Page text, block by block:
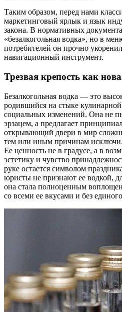
Таким образом, перед нами
маркетинговый ярлык и язык
закона. В нормативных
«безалкогольная водка», но в
потребителей он прочно
навигационный инструмент.
Трезвая крепость как
Безалкогольная водка — это
родившийся на стыке
социальных изменений. Она не
эрзацем, а предлагает
открывающий двери в мир
тем или иным причинам
Ее ценность не в градусе, а в
эстетику и чувство
руке остается символом
юристы не признают ее водкой,
она стала полноценным
со всеми ее вкусами и без